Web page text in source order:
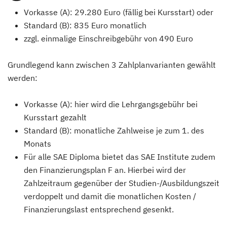
Vorkasse (A): 29.280 Euro (fällig bei Kursstart) oder
Standard (B): 835 Euro monatlich
zzgl. einmalige Einschreibgebühr von 490 Euro
Grundlegend kann zwischen 3 Zahlplanvarianten gewählt
werden:
Vorkasse (A): hier wird die Lehrgangsgebühr bei
Kursstart gezahlt
Standard (B): monatliche Zahlweise je zum 1. des
Monats
Für alle SAE Diploma bietet das SAE Institute zudem
den Finanzierungsplan F an. Hierbei wird der
Zahlzeitraum gegenüber der Studien-/Ausbildungszeit
verdoppelt und damit die monatlichen Kosten /
Finanzierungslast entsprechend gesenkt.